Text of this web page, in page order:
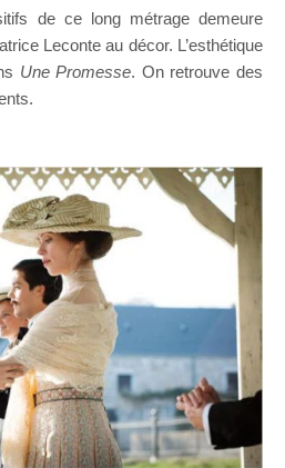
de ce long métrage demeure
Leconte au décor. L’esthétique
Une Promesse. On retrouve des